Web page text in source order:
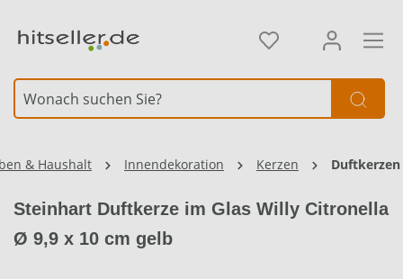
& Haushalt Innendekoration Kerzen Duftkerzen
Steinhart Duftkerze im Glas Willy Citronella
Ø 9,9 x 10 cm gelb